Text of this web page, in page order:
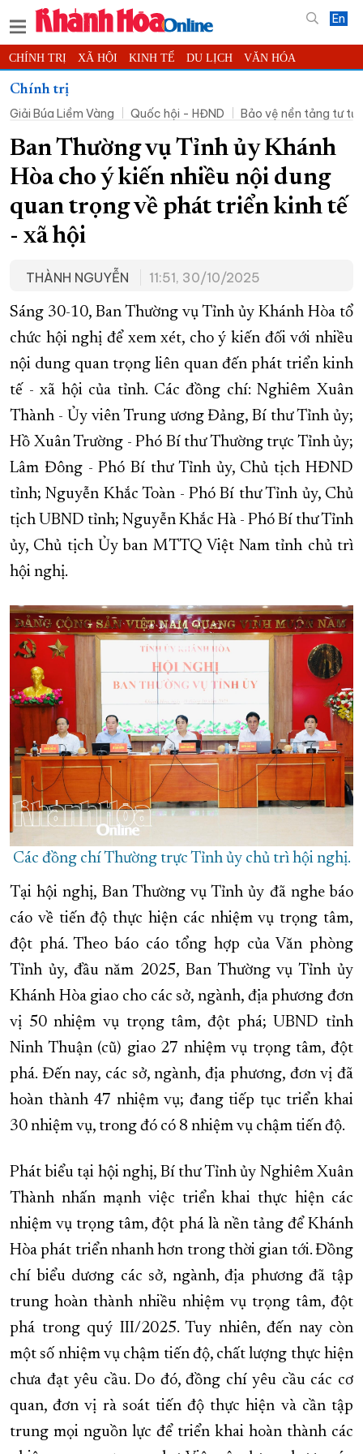
En
CHÍNH TRỊ XÃ HỘI KINH TẾ DU LỊCH VĂN HÓA
THỂ THAO
KHOA HỌC - CÔNG NGHỆ PHÁP LUẬT BẠN ĐỌC PHÓNG SỰ
THẾ GIỚI MULTIMEDIA VIDEO ĐỌC BÁO ONLINE
PODCAST THÔNG TIN - QUẢNG CÁO
QUY HOẠCH TỈNH KHÁNH HÒA
TRƯỜNG SA BIỂN ĐẢO QUÊ HƯƠNG
CHUNG TAY CẢI CÁCH HÀNH CHÍNH
XÂY DỰNG NÔNG THÔN MỚI LỊCH CẮT ĐIỆN
TÀU - XE - MÁY BAY
KỶ NIỆM 370 NĂM XÂY DỰNG VÀ PHÁT TRIỂN TỈNH KHÁNH HÒA
KHOẢNH KHẮC ĐẸP XỨ TRẦM
XÂY DỰNG KHÁNH HÒA TRỞ THÀNH THÀNH PHỐ TRỰC THUỘC
ĐẠI HỘI ĐẢNG CÁC CẤP TRANG CHỦ VỀ BÁO KHÁNH HÒA
Chính trị
Giải Búa Liềm Vàng
Quốc hội - HĐND Bảo vệ nền tảng tư
​​​​​​​Ban Thường vụ Tỉnh ủy Khánh
Hòa cho ý kiến nhiều nội dung
quan trọng về phát triển kinh tế
- xã hội
THÀNH NGUYỄN 11:51, 30/10/2025
Sáng 30-10, Ban Thường vụ Tỉnh ủy Khánh Hòa tổ
chức hội nghị để xem xét, cho ý kiến đối với nhiều
nội dung quan trọng liên quan đến phát triển kinh
tế - xã hội của tỉnh. Các đồng chí: Nghiêm Xuân
Thành - Ủy viên Trung ương Đảng, Bí thư Tỉnh ủy;
Hồ Xuân Trường - Phó Bí thư Thường trực Tỉnh ủy;
Lâm Đông - Phó Bí thư Tỉnh ủy, Chủ tịch HĐND
tỉnh; Nguyễn Khắc Toàn - Phó Bí thư Tỉnh ủy, Chủ
tịch UBND tỉnh; Nguyễn Khắc Hà - Phó Bí thư Tỉnh
ủy, Chủ tịch Ủy ban MTTQ Việt Nam tỉnh chủ trì
hội nghị.
Các đồng chí Thường trực Tỉnh ủy chủ trì hội nghị.
Tại hội nghị, Ban Thường vụ Tỉnh ủy đã nghe báo
cáo về tiến độ thực hiện các nhiệm vụ trọng tâm,
đột phá. Theo báo cáo tổng hợp của Văn phòng
Tỉnh ủy, đầu năm 2025, Ban Thường vụ Tỉnh ủy
Khánh Hòa giao cho các sở, ngành, địa phương đơn
vị 50 nhiệm vụ trọng tâm, đột phá; UBND tỉnh
Ninh Thuận (cũ) giao 27 nhiệm vụ trọng tâm, đột
phá. Đến nay, các sở, ngành, địa phương, đơn vị đã
hoàn thành 47 nhiệm vụ; đang tiếp tục triển khai
30 nhiệm vụ, trong đó có 8 nhiệm vụ chậm tiến độ.
Phát biểu tại hội nghị, Bí thư Tỉnh ủy Nghiêm Xuân
Thành nhấn mạnh việc triển khai thực hiện các
nhiệm vụ trọng tâm, đột phá là nền tảng để Khánh
Hòa phát triển nhanh hơn trong thời gian tới. Đồng
chí biểu dương các sở, ngành, địa phương đã tập
trung hoàn thành nhiều nhiệm vụ trọng tâm, đột
phá trong quý III/2025. Tuy nhiên, đến nay còn
một số nhiệm vụ chậm tiến độ, chất lượng thực hiện
chưa đạt yêu cầu. Do đó, đồng chí yêu cầu các cơ
quan, đơn vị rà soát tiến độ thực hiện và cần tập
trung mọi nguồn lực để triển khai hoàn thành các